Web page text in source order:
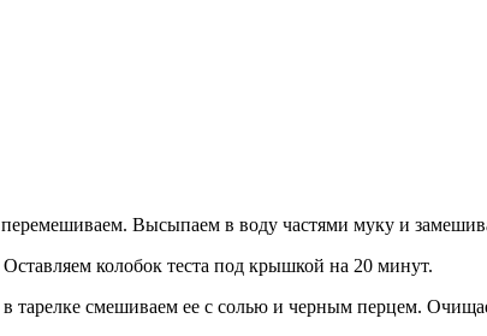
Высыпаем в воду частями муку и
колобок теста под крышкой на 20 минут.
тарелке смешиваем ее с солью и черным перцем.